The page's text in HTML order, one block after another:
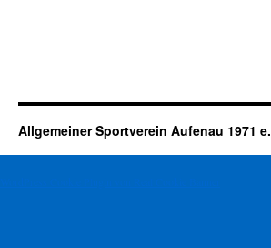
Allgemeiner Sportverein Aufenau 1971